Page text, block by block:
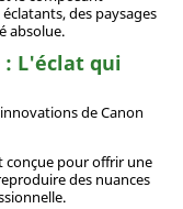
des paysages
absolue.
: L'éclat qui
de Canon
conçue pour offrir une
des nuances